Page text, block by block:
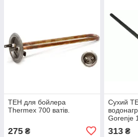
ТЕН для бойлера
Thermex 700 ватів.
275 ₴
Сухий
Gorenje
313₴